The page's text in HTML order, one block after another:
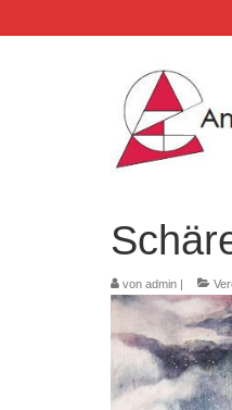
von admin |